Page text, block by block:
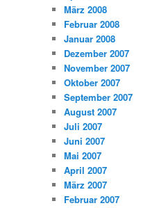
März 2008
Februar 2008
Januar 2008
Dezember 2007
November 2007
Oktober 2007
September 2007
August 2007
Juli 2007
Juni 2007
Mai 2007
April 2007
März 2007
Februar 2007